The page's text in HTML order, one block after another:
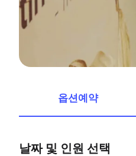
옵션예약
날짜 및 인원 선택